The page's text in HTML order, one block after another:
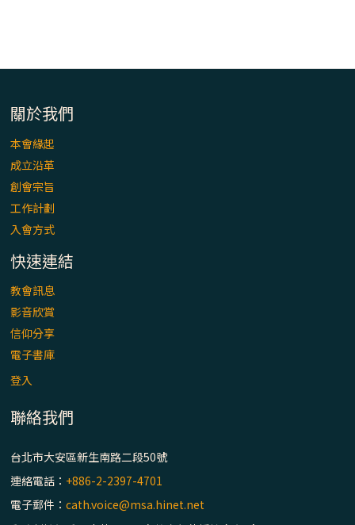
主教座堂(下)
「禧年 來~」第十四集：續談《在希望中得
救》通諭中的「希望」 / 花蓮美崙進教之佑
關於我們
本會緣起
成立沿革
創會宗旨
工作計劃
入會方式
快速連結
教會訊息
影音欣賞
信仰分享
電子書庫
登入
聯絡我們
台北市大安區新生南路二段50號
連絡電話： +886-2-2397-4701
電子郵件：cath.voice@msa.hinet.net